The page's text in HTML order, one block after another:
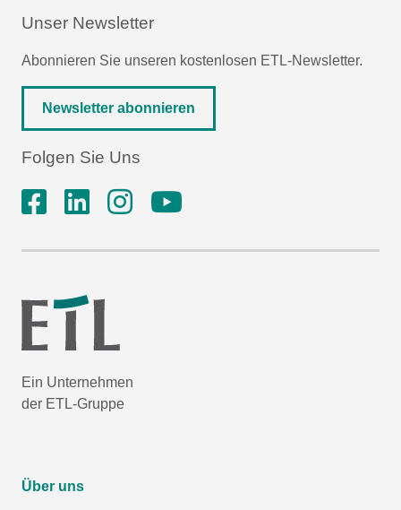
Unser Newsletter
Abonnieren Sie unseren kostenlosen ETL-Newsletter.
Newsletter abonnieren
Folgen Sie Uns
Ein Unternehmen
der ETL-Gruppe
Über uns